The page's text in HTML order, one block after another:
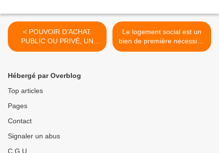
< POUVOIR D’ACHAT.
PUBLIC OU PRIVÉ, UN
SENTIMENT DE
Le logement social est un
bien de première nécessité,
baissons la TVA à 5,5% ! >
Hébergé par Overblog
Top articles
Pages
Contact
Signaler un abus
C.G.U.